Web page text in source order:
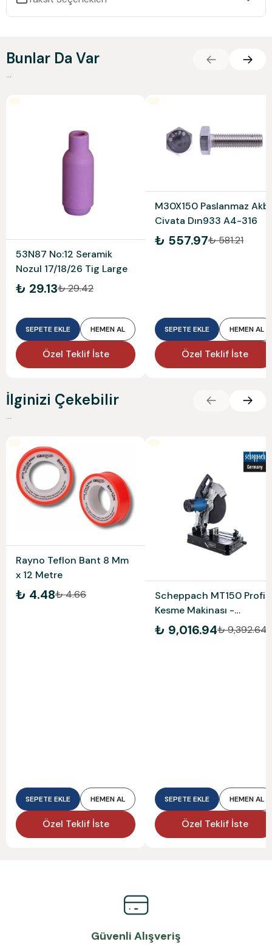
Bunlar Da Var
...
53N87 No:12 Seramik
Nozul 17/18/26 Tig Large
₺ 29.13₺ 29.42
SEPETE EKLE HEMEN AL
Özel Teklif İste
M30X150 Paslanmaz Akb
Civata Dın933 A4-316
₺ 557.97₺ 581.21
SEPETE EKLE HEMEN AL
Özel Teklif İste
İlginizi Çekebilir
...
Rayno Teflon Bant 8 Mm
x 12 Metre
₺ 4.48₺ 4.66
SEPETE EKLE HEMEN AL
Özel Teklif İste
Scheppach MT150 Profil
Kesme Makinası -
5903703901
₺ 9,016.94₺ 9,392.64
SEPETE EKLE HEMEN AL
Özel Teklif İste
Güvenli Alışveriş